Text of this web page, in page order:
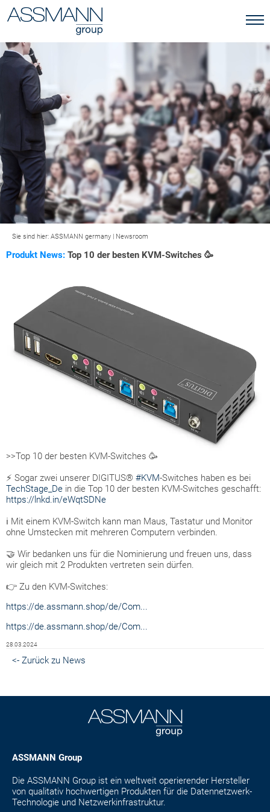
Sie sind hier: ASSMANN germany | Newsroom
Produkt News: Top 10 der besten KVM-Switches 🥳
>>Top 10 der besten KVM-Switches 🥳
⚡ Sogar zwei unserer DIGITUS® #KVM-Switches haben es bei
TechStage_De in die Top 10 der besten KVM-Switches geschafft:
https://lnkd.in/eWqtSDNe
ℹ Mit einem KVM-Switch kann man Maus, Tastatur und Monitor
ohne Umstecken mit mehreren Computern verbinden.
🤝 Wir bedanken uns für die Nominierung und freuen uns, dass
wir gleich mit 2 Produkten vertreten sein dürfen.
👉 Zu den KVM-Switches:
https://de.assmann.shop/de/Com...
https://de.assmann.shop/de/Com...
28.03.2024
<- Zurück zu News
ASSMANN Group
Die ASSMANN Group ist ein weltweit operierender Hersteller
von qualitativ hochwertigen Produkten für die Datennetzwerk-
Technologie und Netzwerkinfrastruktur.